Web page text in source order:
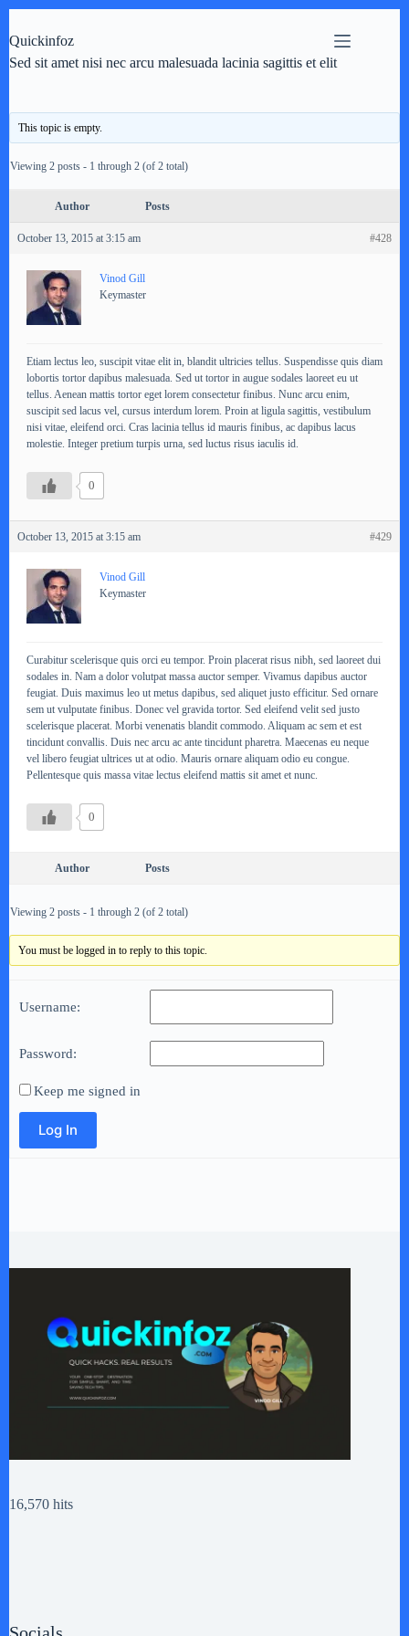
to
content
Quickinfoz
Sed sit amet nisi nec arcu malesuada lacinia sagittis et elit
This topic is empty.
Viewing 2 posts - 1 through 2 (of 2 total)
Author Posts
October 13, 2015 at 3:15 am #428
Vinod Gill
Keymaster
Etiam lectus leo, suscipit vitae elit in, blandit ultricies tellus. Suspendisse quis diam
lobortis tortor dapibus malesuada. Sed ut tortor in augue sodales laoreet eu ut
tellus. Aenean mattis tortor eget lorem consectetur finibus. Nunc arcu enim,
suscipit sed lacus vel, cursus interdum lorem. Proin at ligula sagittis, vestibulum
nisi vitae, eleifend orci. Cras lacinia tellus id mauris finibus, ac dapibus lacus
molestie. Integer pretium turpis urna, sed luctus risus iaculis id.
0
October 13, 2015 at 3:15 am #429
Vinod Gill
Keymaster
Curabitur scelerisque quis orci eu tempor. Proin placerat risus nibh, sed laoreet dui
sodales in. Nam a dolor volutpat massa auctor semper. Vivamus dapibus auctor
feugiat. Duis maximus leo ut metus dapibus, sed aliquet justo efficitur. Sed ornare
sem ut vulputate finibus. Donec vel gravida tortor. Sed eleifend velit sed justo
scelerisque placerat. Morbi venenatis blandit commodo. Aliquam ac sem et est
tincidunt convallis. Duis nec arcu ac ante tincidunt pharetra. Maecenas eu neque
vel libero feugiat ultrices ut at odio. Mauris ornare aliquam odio eu congue.
Pellentesque quis massa vitae lectus eleifend mattis sit amet et nunc.
0
Author Posts
Viewing 2 posts - 1 through 2 (of 2 total)
You must be logged in to reply to this topic.
Username:
Password:
Keep me signed in
Log In
16,570 hits